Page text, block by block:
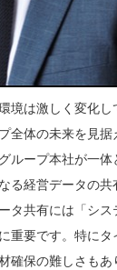
境は激しく変化
全体の未来を見
ループ本社が一体
る経営データの共
タ共有には「シス
重要です。特に
確保の難しさもあ